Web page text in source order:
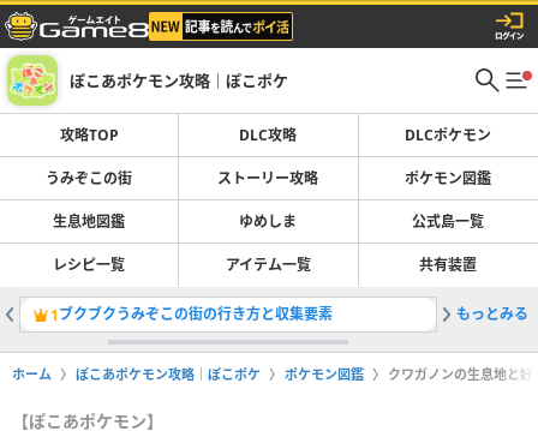
ぽこあポケモン攻略｜ぽこポケ
攻略TOP DLC攻略 DLCポケモン
うみぞこの街 ストーリー攻略 ポケモン図鑑
生息地図鑑 ゆめしま 公式島一覧
レシピ一覧 アイテム一覧 共有装置
1ブクブクうみぞこの街の行き方と収集要素 2ブクブ
もっとみる
ホーム ぽこあポケモン攻略｜ぽこポケ ポケモン図鑑 クワガノンの生息地と
【ぽこあポケモン】